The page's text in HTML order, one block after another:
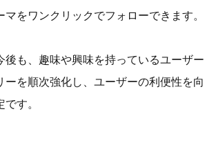
をワンクリックでフォローできます。
後も、趣味や興味を持っているユーザー
ーを順次強化し、ユーザーの利便性を向
す。